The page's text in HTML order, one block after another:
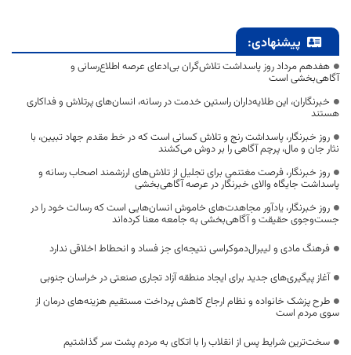
پیشنهادی:
هفدهم مرداد روز پاسداشت تلاش‌گران بی‌ادعای عرصه اطلاع‌رسانی و
آگاهی‌بخشی است
خبرنگاران، این طلایه‌داران راستین خدمت در رسانه، انسان‌های پرتلاش و فداکاری
هستند
روز خبرنگار، پاسداشت رنج و تلاش کسانی است که در خط مقدم جهاد تبیین، با
نثار جان و مال، پرچم آگاهی را بر دوش می‌کشند
روز خبرنگار، فرصت مغتنمی برای تجلیل از تلاش‌های ارزشمند اصحاب رسانه و
پاسداشت جایگاه والای خبرنگار در عرصه آگاهی‌بخشی
روز خبرنگار، یادآور مجاهدت‌های خاموش انسان‌هایی است که رسالت خود را در
جست‌وجوی حقیقت و آگاهی‌بخشی به جامعه معنا کرده‌اند
فرهنگ مادی و لیبرال‌دموکراسی نتیجه‌ای جز فساد و انحطاط اخلاقی ندارد
آغاز پیگیری‌های جدید برای ایجاد منطقه آزاد تجاری صنعتی در خراسان جنوبی
طرح پزشک خانواده و نظام ارجاع کاهش پرداخت مستقیم هزینه‌های درمان از
سوی مردم است
سخت‌ترین شرایط پس از انقلاب را با اتکای به مردم پشت سر گذاشتیم